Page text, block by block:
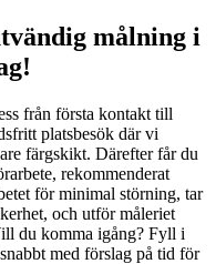
målning i
från första kontakt till
platsbesök där vi
färgskikt. Därefter får du
rekommenderat
för minimal störning, tar
och utför måleriet
du komma igång? Fyll i
med förslag på tid för